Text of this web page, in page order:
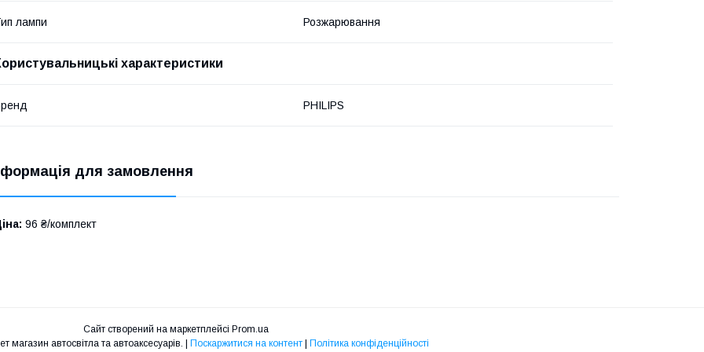
лампи Розжарювання
характеристики
PHILIPS
для замовлення
96 ₴/комплект
Сайт створений на маркетплейсі Prom.ua
"13 Вольт" Інтернет магазин автосвітла та автоаксесуарів. | Поскаржитися на контент | Політика конфіденційності